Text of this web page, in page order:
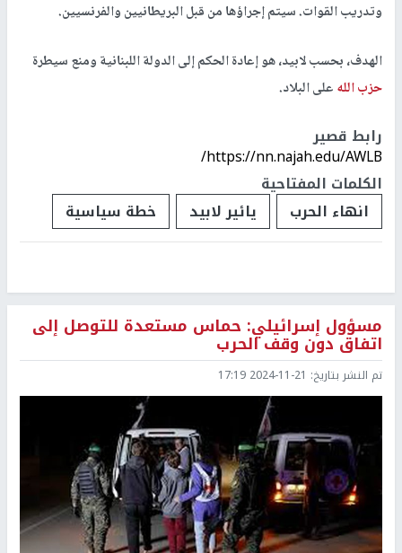
وتدريب القوات. سيتم إجراؤها من قبل البريطانيين والفرنسيين.
الهدف، بحسب لابيد، هو إعادة الحكم إلى الدولة اللبنانية ومنع سيطرة
حزب اللهعلى البلاد.
رابط قصير
https://nn.najah.edu/AWLB/
الكلمات المفتاحية
انهاء الحرب
يائير لابيد خطة سياسية
مسؤول إسرائيلي: حماس مستعدة للتوصل إلى
اتفاق دون وقف الحرب
تم النشر بتاريخ: 2024-11-21 17:19